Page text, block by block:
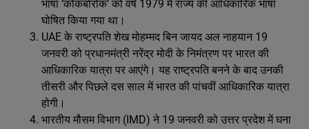
भाषा ‘कोकबोरोक’ को वर्ष 1979 में राज्य की आधिकारिक भाषा
घोषित किया गया था।
UAE के राष्ट्रपति शेख मोहम्मद बिन जायद अल नाहयान 19
जनवरी को प्रधानमंत्री नरेंद्र मोदी के निमंत्रण पर भारत की
आधिकारिक यात्रा पर आएंगे। यह राष्ट्रपति बनने के बाद उनकी
तीसरी और पिछले दस साल में भारत की पांचवीं आधिकारिक यात्रा
होगी।
भारतीय मौसम विभाग (IMD) ने 19 जनवरी को उत्तर प्रदेश में घना